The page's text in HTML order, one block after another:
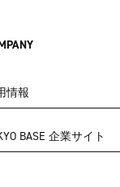
情報
BASE 企業サイト